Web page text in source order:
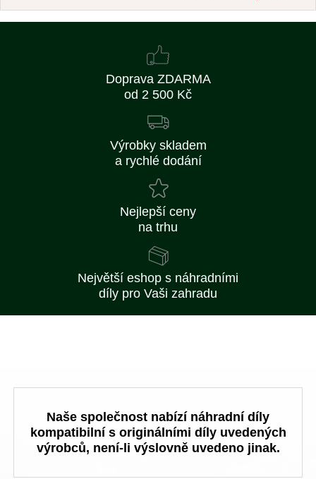
Doprava ZDARMA
od 2 500 Kč
Výrobky skladem
a rychlé dodání
Nejlepší ceny
na trhu
Největší eshop s náhradními
díly pro Vaši zahradu
Naše společnost nabízí náhradní díly
kompatibilní s originálními díly uvedených
výrobců, není-li výslovně uvedeno jinak.